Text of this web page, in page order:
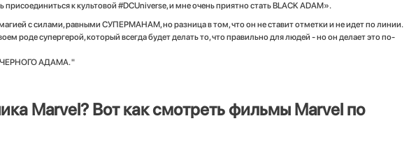
к культовой #DCUniverse, и мне очень приятно стать BLACK ADAM».
с силами, равными СУПЕРМАНАМ, но разница в том, что он не ставит отметки и не идет по линии.
роде супергерой, который всегда будет делать то, что правильно для людей - но он делает это по-
ЧЕРНОГО АДАМА. "
Marvel? Вот как смотреть фильмы Marvel по